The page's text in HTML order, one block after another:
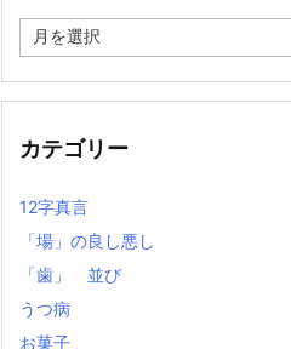
去
記
カテゴリー
12字真言
「場」の良し悪し
「歯」 並び
うつ病
お菓子